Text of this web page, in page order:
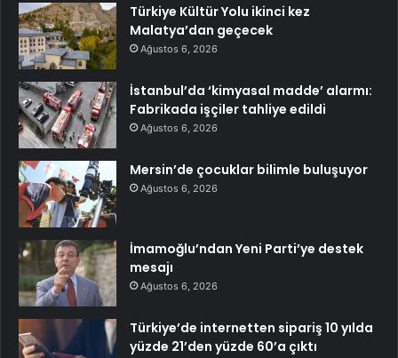
Türkiye Kültür Yolu ikinci kez
Malatya’dan geçecek
Ağustos 6, 2026
İstanbul’da ‘kimyasal madde’ alarmı:
Fabrikada işçiler tahliye edildi
Ağustos 6, 2026
Mersin’de çocuklar bilimle buluşuyor
Ağustos 6, 2026
İmamoğlu’ndan Yeni Parti’ye destek
mesajı
Ağustos 6, 2026
Türkiye’de internetten sipariş 10 yılda
yüzde 21’den yüzde 60’a çıktı